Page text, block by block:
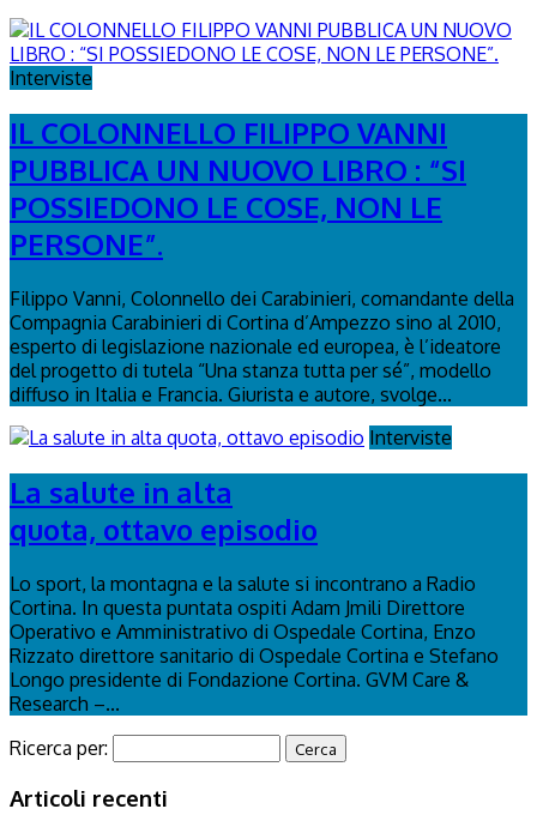
Interviste
IL COLONNELLO FILIPPO VANNI
PUBBLICA UN NUOVO LIBRO : “SI
POSSIEDONO LE COSE, NON LE
PERSONE”.
Filippo Vanni, Colonnello dei Carabinieri, comandante della
Compagnia Carabinieri di Cortina d’Ampezzo sino al 2010,
esperto di legislazione nazionale ed europea, è l’ideatore
del progetto di tutela “Una stanza tutta per sé”, modello
diffuso in Italia e Francia. Giurista e autore, svolge...
Interviste
La salute in alta
quota, ottavo episodio
Lo sport, la montagna e la salute si incontrano a Radio
Cortina. In questa puntata ospiti Adam Jmili Direttore
Operativo e Amministrativo di Ospedale Cortina, Enzo
Rizzato direttore sanitario di Ospedale Cortina e Stefano
Longo presidente di Fondazione Cortina. GVM Care &
Research –...
Ricerca per:
Articoli recenti